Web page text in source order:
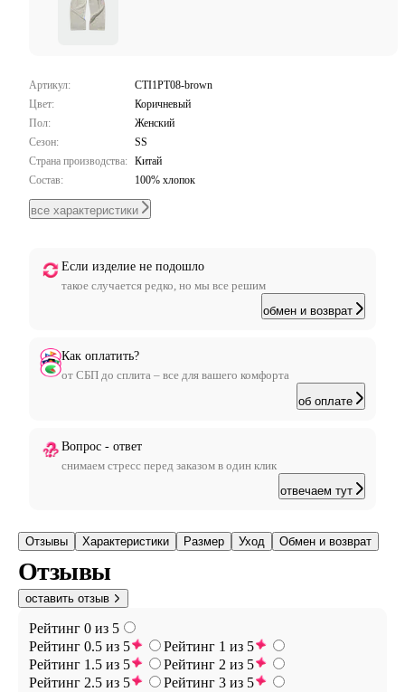
Артикул:
CTI1PT08-brown
Цвет:
Коричневый
Пол:
Женский
Сезон:
SS
Страна производства: Китай
Состав:
100% хлопок
все характеристики
Если изделие не подошло
такое случается редко, но мы все решим
обмен и возврат
Как оплатить?
от СБП до сплита – все для вашего комфорта
об оплате
Вопрос - ответ
снимаем стресс перед заказом в один клик
отвечаем тут
Отзывы Характеристики Размер Уход Обмен и возврат
Отзывы
оставить отзыв
Рейтинг 0 из 5
Рейтинг 0.5 из 5
Рейтинг 1 из 5
Рейтинг 1.5 из 5
Рейтинг 2 из 5
Рейтинг 2.5 из 5
Рейтинг 3 из 5